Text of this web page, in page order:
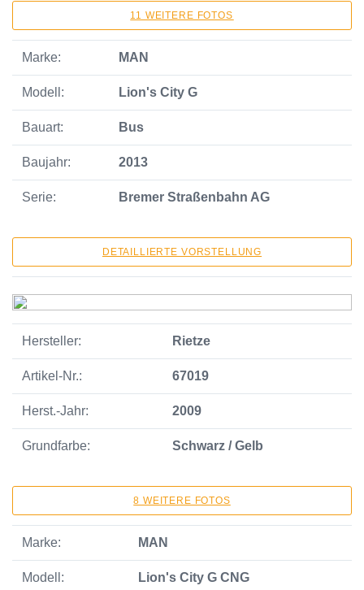
11 WEITERE FOTOS
Marke: MAN
Modell: Lion's City G
Bauart: Bus
Baujahr: 2013
Serie: Bremer Straßenbahn AG
DETAILLIERTE VORSTELLUNG
Hersteller: Rietze
Artikel-Nr.: 67019
Herst.-Jahr: 2009
Grundfarbe: Schwarz / Gelb
8 WEITERE FOTOS
Marke: MAN
Modell: Lion's City G CNG